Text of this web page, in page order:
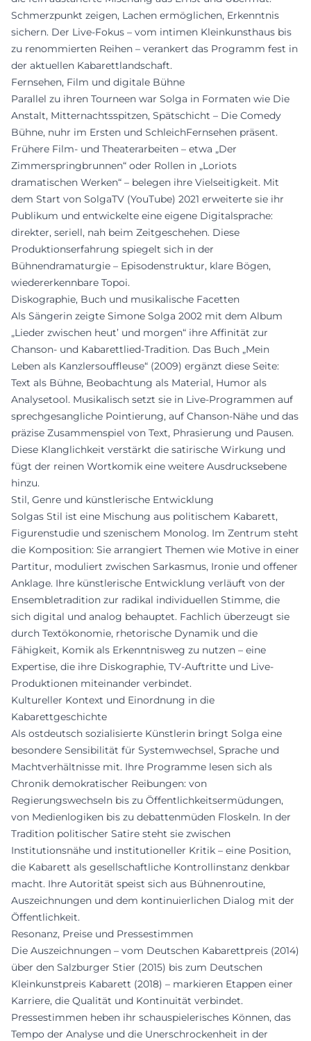
Schmerzpunkt zeigen, Lachen ermöglichen, Erkenntnis
sichern. Der Live-Fokus – vom intimen Kleinkunsthaus bis
zu renommierten Reihen – verankert das Programm fest in
der aktuellen Kabarettlandschaft.
Fernsehen, Film und digitale Bühne
Parallel zu ihren Tourneen war Solga in Formaten wie Die
Anstalt, Mitternachtsspitzen, Spätschicht – Die Comedy
Bühne, nuhr im Ersten und SchleichFernsehen präsent.
Frühere Film- und Theaterarbeiten – etwa „Der
Zimmerspringbrunnen“ oder Rollen in „Loriots
dramatischen Werken“ – belegen ihre Vielseitigkeit. Mit
dem Start von SolgaTV (YouTube) 2021 erweiterte sie ihr
Publikum und entwickelte eine eigene Digitalsprache:
direkter, seriell, nah beim Zeitgeschehen. Diese
Produktionserfahrung spiegelt sich in der
Bühnendramaturgie – Episodenstruktur, klare Bögen,
wiedererkennbare Topoi.
Diskographie, Buch und musikalische Facetten
Als Sängerin zeigte Simone Solga 2002 mit dem Album
„Lieder zwischen heut’ und morgen“ ihre Affinität zur
Chanson- und Kabarettlied-Tradition. Das Buch „Mein
Leben als Kanzlersouffleuse“ (2009) ergänzt diese Seite:
Text als Bühne, Beobachtung als Material, Humor als
Analysetool. Musikalisch setzt sie in Live-Programmen auf
sprechgesangliche Pointierung, auf Chanson-Nähe und das
präzise Zusammenspiel von Text, Phrasierung und Pausen.
Diese Klanglichkeit verstärkt die satirische Wirkung und
fügt der reinen Wortkomik eine weitere Ausdrucksebene
hinzu.
Stil, Genre und künstlerische Entwicklung
Solgas Stil ist eine Mischung aus politischem Kabarett,
Figurenstudie und szenischem Monolog. Im Zentrum steht
die Komposition: Sie arrangiert Themen wie Motive in einer
Partitur, moduliert zwischen Sarkasmus, Ironie und offener
Anklage. Ihre künstlerische Entwicklung verläuft von der
Ensembletradition zur radikal individuellen Stimme, die
sich digital und analog behauptet. Fachlich überzeugt sie
durch Textökonomie, rhetorische Dynamik und die
Fähigkeit, Komik als Erkenntnisweg zu nutzen – eine
Expertise, die ihre Diskographie, TV-Auftritte und Live-
Produktionen miteinander verbindet.
Kultureller Kontext und Einordnung in die
Kabarettgeschichte
Als ostdeutsch sozialisierte Künstlerin bringt Solga eine
besondere Sensibilität für Systemwechsel, Sprache und
Machtverhältnisse mit. Ihre Programme lesen sich als
Chronik demokratischer Reibungen: von
Regierungswechseln bis zu Öffentlichkeitsermüdungen,
von Medienlogiken bis zu debattenmüden Floskeln. In der
Tradition politischer Satire steht sie zwischen
Institutionsnähe und institutioneller Kritik – eine Position,
die Kabarett als gesellschaftliche Kontrollinstanz denkbar
macht. Ihre Autorität speist sich aus Bühnenroutine,
Auszeichnungen und dem kontinuierlichen Dialog mit der
Öffentlichkeit.
Resonanz, Preise und Pressestimmen
Die Auszeichnungen – vom Deutschen Kabarettpreis (2014)
über den Salzburger Stier (2015) bis zum Deutschen
Kleinkunstpreis Kabarett (2018) – markieren Etappen einer
Karriere, die Qualität und Kontinuität verbindet.
Pressestimmen heben ihr schauspielerisches Können, das
Tempo der Analyse und die Unerschrockenheit in der